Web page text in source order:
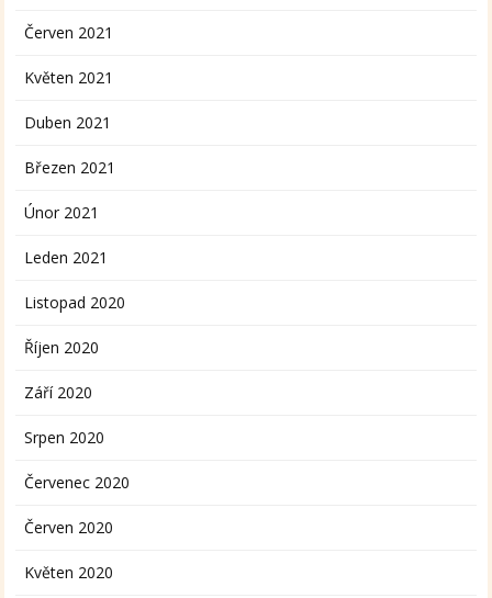
Červen 2021
Květen 2021
Duben 2021
Březen 2021
Únor 2021
Leden 2021
Listopad 2020
Říjen 2020
Září 2020
Srpen 2020
Červenec 2020
Červen 2020
Květen 2020